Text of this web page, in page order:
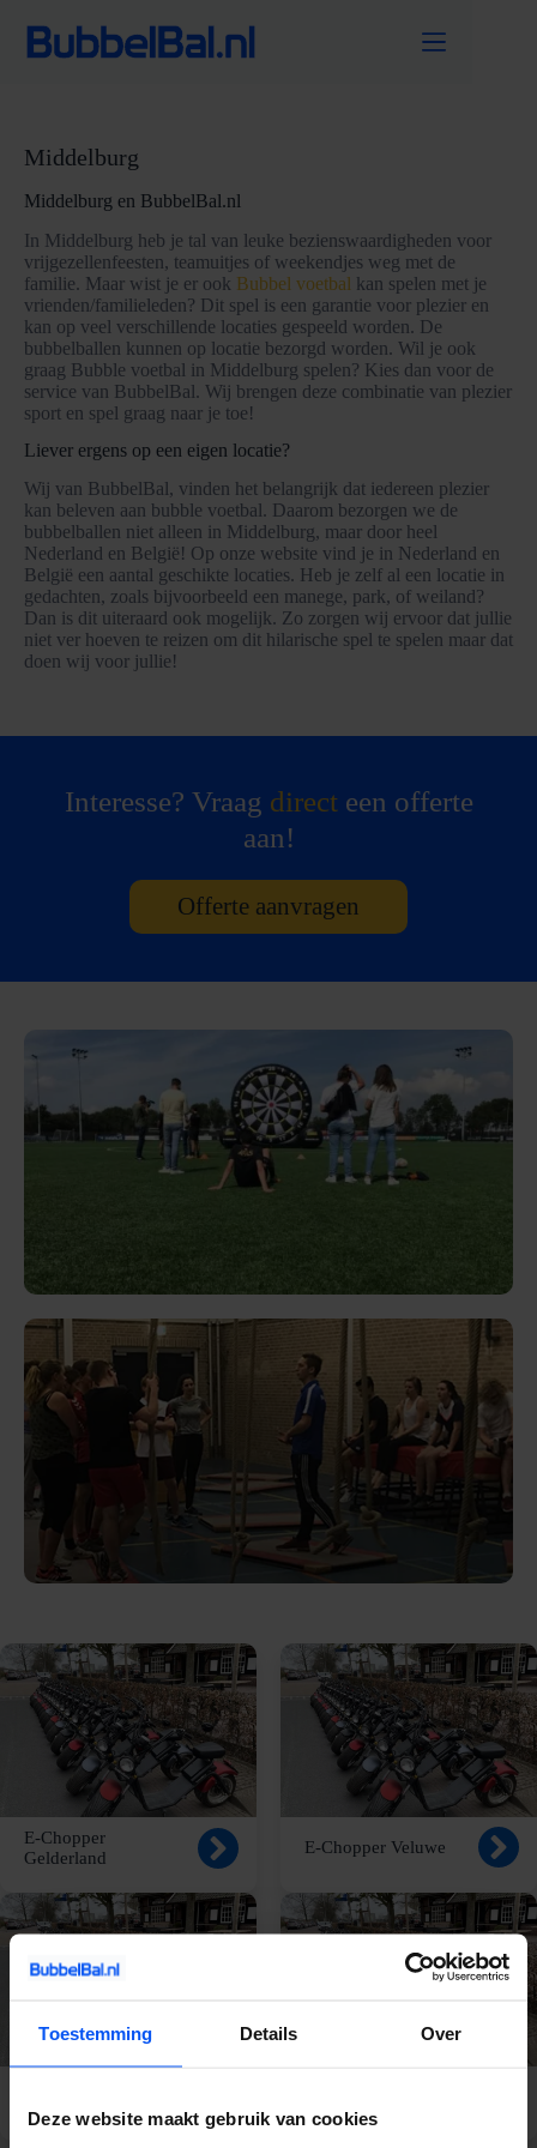
Toestemming Details Over
Deze website maakt gebruik van cookies
naar
Middelburg
Middelburg en BubbelBal.nl
In Middelburg heb je tal van leuke bezienswaardigheden voor
vrijgezellenfeesten, teamuitjes of weekendjes weg met de
familie. Maar wist je er ook Bubbel voetbal kan spelen met je
vrienden/familieleden? Dit spel is een garantie voor plezier en
kan op veel verschillende locaties gespeeld worden. De
bubbelballen kunnen op locatie bezorgd worden. Wil je ook
graag Bubble voetbal in Middelburg spelen? Kies dan voor de
service van BubbelBal. Wij brengen deze combinatie van plezier
sport en spel graag naar je toe!
Liever ergens op een eigen locatie?
Wij van BubbelBal, vinden het belangrijk dat iedereen plezier
kan beleven aan bubble voetbal. Daarom bezorgen we de
bubbelballen niet alleen in Middelburg, maar door heel
Nederland en België! Op onze website vind je in Nederland en
België een aantal geschikte locaties. Heb je zelf al een locatie in
gedachten, zoals bijvoorbeeld een manege, park, of weiland?
Dan is dit uiteraard ook mogelijk. Zo zorgen wij ervoor dat jullie
niet ver hoeven te reizen om dit hilarische spel te spelen maar dat
doen wij voor jullie!
Interesse? Vraag directeen offerte
aan!
Offerte aanvragen
E-Chopper
Gelderland
E-Chopper Veluwe